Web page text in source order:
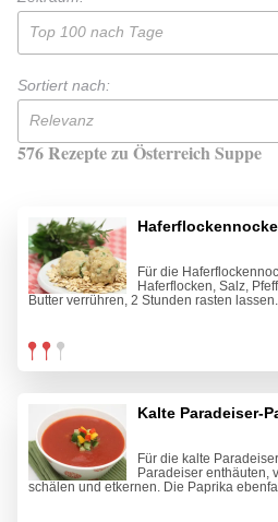
Top 100 nach Tage
Sortiert nach:
Relevanz
576 Rezepte zu Österreich Suppe
Für die
Haferflocken, Salz,
Butter verrühren, 2 Stunden rasten
Kalte Paradeiser-
Für die kalte
Paradeiser enthäuten,
schälen und etkernen. Die Paprika